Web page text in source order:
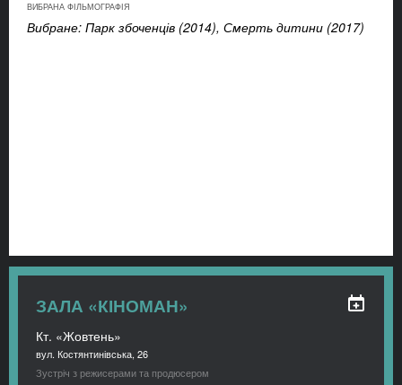
ВИБРАНА ФІЛЬМОГРАФІЯ
Вибране: Парк збоченців (2014), Смерть дитини (2017)
ЗАЛА «КІНОМАН»
Кт. «Жовтень»
вул. Костянтинівська, 26
Зустріч з режисерами та продюсером